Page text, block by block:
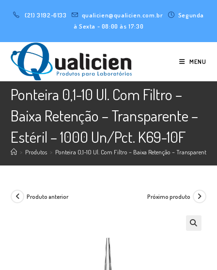
conteúdo
(21) 3192-6133 qualicien@qualicien.com.br
Segunda
à Sexta - 08:00 às 17:30
MENU
Ponteira 0,1-10 Ul. Com Filtro –
Baixa Retenção – Transparente –
Estéril – 1000 Un/Pct. K69-10F
> Produtos > Ponteira 0,1-10 Ul. Com Filtro – Baixa Retenção – Transparente
Produto anterior Próximo produto